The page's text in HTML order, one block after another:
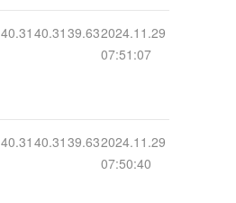
40.31 40.31 39.632024.11.29
07:51:07
40.31 40.31 39.632024.11.29
07:50:40